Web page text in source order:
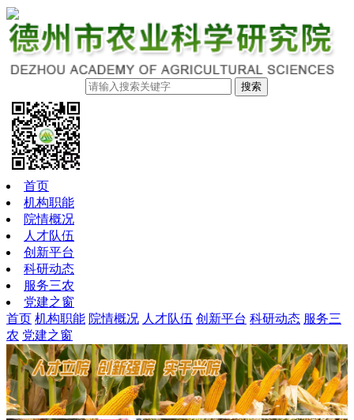
搜索
首页
机构职能
院情概况
人才队伍
创新平台
科研动态
服务三农
党建之窗
首页 机构职能 院情概况 人才队伍 创新平台 科研动态 服务三
农 党建之窗